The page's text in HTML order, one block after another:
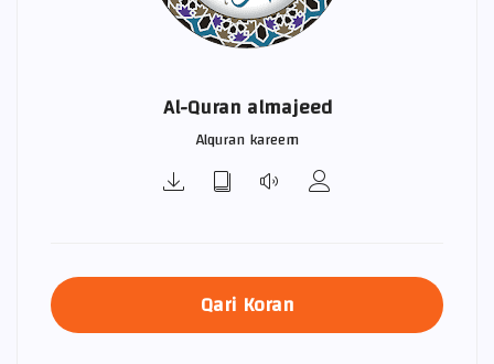
Al-Quran almajeed
Alquran kareem
Qari Koran